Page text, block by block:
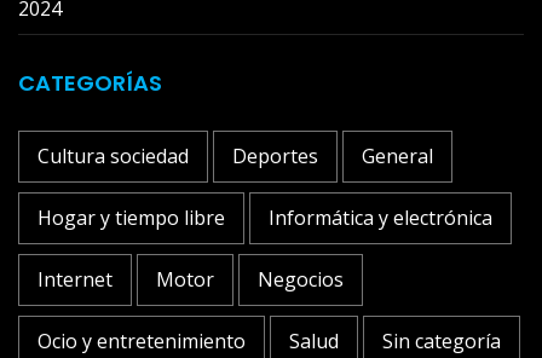
2024
CATEGORÍAS
Cultura sociedad Deportes General
Hogar y tiempo libre Informática y electrónica
Internet Motor Negocios
Ocio y entretenimiento Salud Sin categoría